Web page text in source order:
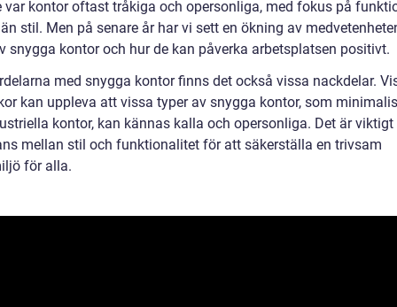
var kontor oftast tråkiga och opersonliga, med fokus på
stil. Men på senare år har vi sett en ökning av
snygga kontor och hur de kan påverka arbetsplatsen positivt.
med snygga kontor finns det också vissa nackdelar.
kan uppleva att vissa typer av snygga kontor, som
kontor, kan kännas kalla och opersonliga. Det är
mellan stil och funktionalitet för att säkerställa en trivsam
för alla.